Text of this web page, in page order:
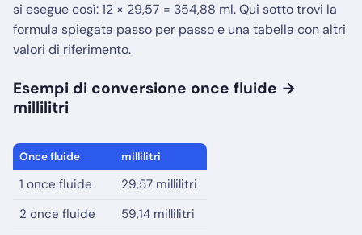
si esegue così: 12 × 29,57 = 354,88 ml. Qui sotto trovi la
formula spiegata passo per passo e una tabella con altri
valori di riferimento.
Esempi di conversione once fluide →
millilitri
Once fluide millilitri
1 once fluide
29,57 millilitri
2 once fluide
59,14 millilitri